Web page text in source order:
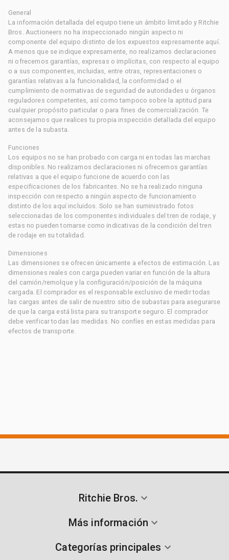
General
La información detallada del equipo tiene un ámbito limitado y Ritchie
Bros. Auctioneers no ha inspeccionado ningún aspecto ni
componente del equipo distinto de los expuestos expresamente aquí.
A menos que se indique expresamente, no realizamos declaraciones
ni ofrecemos garantías, expresas o implícitas, con respecto al equipo
o a sus componentes, incluidas, entre otras, representaciones o
garantías relativas a la funcionalidad, la conformidad o el
cumplimiento de normativas de seguridad de autoridades u órganos
reguladores competentes, así como tampoco sobre la aptitud para
cualquier propósito particular o para fines de comercialización. Te
aconsejamos que realices tu propia inspección detallada del equipo
antes de la subasta.
Funciones
Los equipos no se han probado con carga ni en todas las marchas
disponibles. No realizamos declaraciones ni ofrecemos garantías
relativas a que el equipo funcione de acuerdo con las
especificaciones de los fabricantes. No se ha realizado ninguna
inspección con respecto a ningún aspecto de funcionamiento
distinto de los aquí incluidos. Solo se han suministrado fotos
seleccionadas de los componentes individuales del tren de rodaje, y
estas no pueden tomarse como indicativas de la condición del tren
de rodaje en su totalidad.
Dimensiones
Las dimensiones se ofrecen únicamente a efectos de estimación. Las
dimensiones reales con carga pueden variar en función de la altura
del camión/remolque y la configuración/posición de la máquina
cargada. El comprador es el responsable exclusivo de medir todas
las cargas antes de salir de nuestro sitio de subastas para asegurarse
de que la carga está lista para su transporte seguro. El comprador
debe verificar todas las medidas. No confíes en estas medidas para
efectos de transporte.
Ritchie Bros.
Más información
Categorías principales